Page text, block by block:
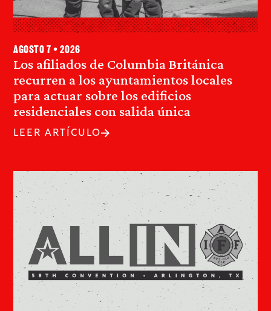
Los afiliados de Columbia Británica
recurren a los ayuntamientos locales
para actuar sobre los edificios
residenciales con salida única
agosto 7 • 2026
LEER ARTÍCULO